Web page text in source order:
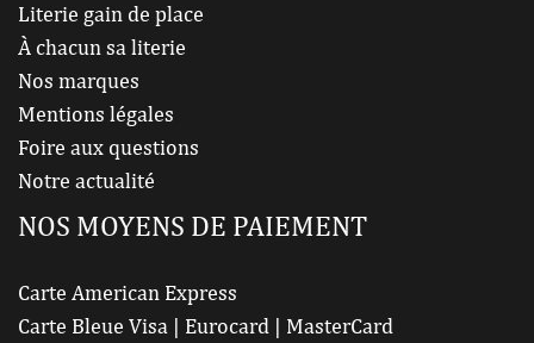
Literie gain de place
À chacun sa literie
Nos marques
Mentions légales
Foire aux questions
Notre actualité
NOS MOYENS DE PAIEMENT
Carte American Express
Carte Bleue Visa | Eurocard | MasterCard